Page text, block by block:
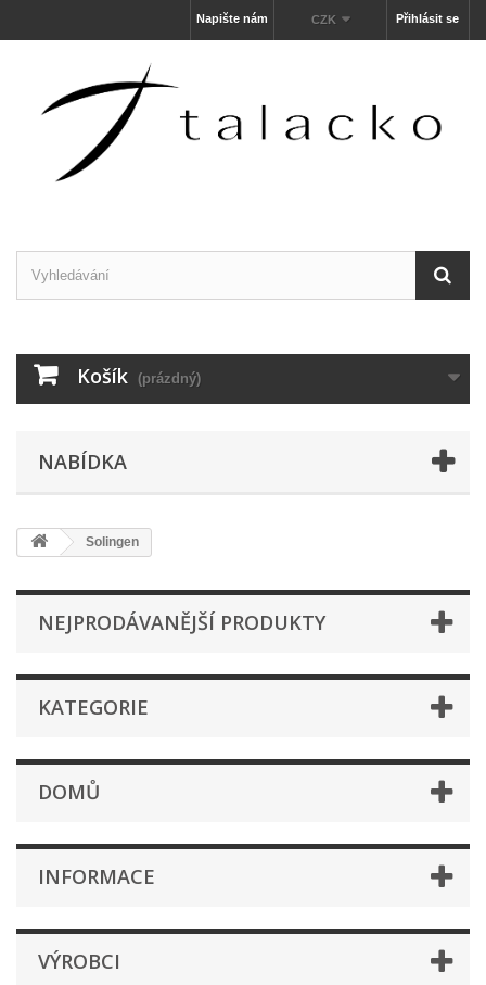
Přihlásit se
CZK
Napište nám
Košík (prázdný)
NABÍDKA
Solingen
NEJPRODÁVANĚJŠÍ PRODUKTY
KATEGORIE
DOMŮ
INFORMACE
VÝROBCI